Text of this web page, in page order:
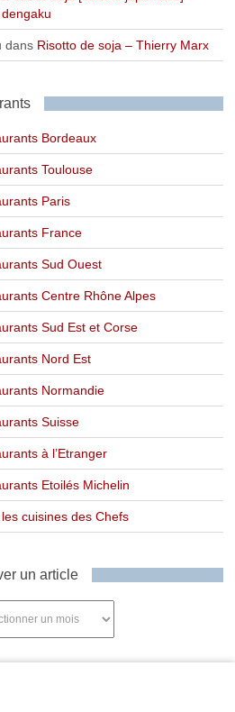
dans Risotto de soja – Thierry Marx
Bordeaux
Toulouse
Paris
France
Sud Ouest
Centre Rhône Alpes
Sud Est et Corse
Nord Est
Normandie
Suisse
à l’Etranger
Etoilés Michelin
cuisines des Chefs
un article